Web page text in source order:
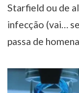
Starfield ou de
infecção (vai…
passa de